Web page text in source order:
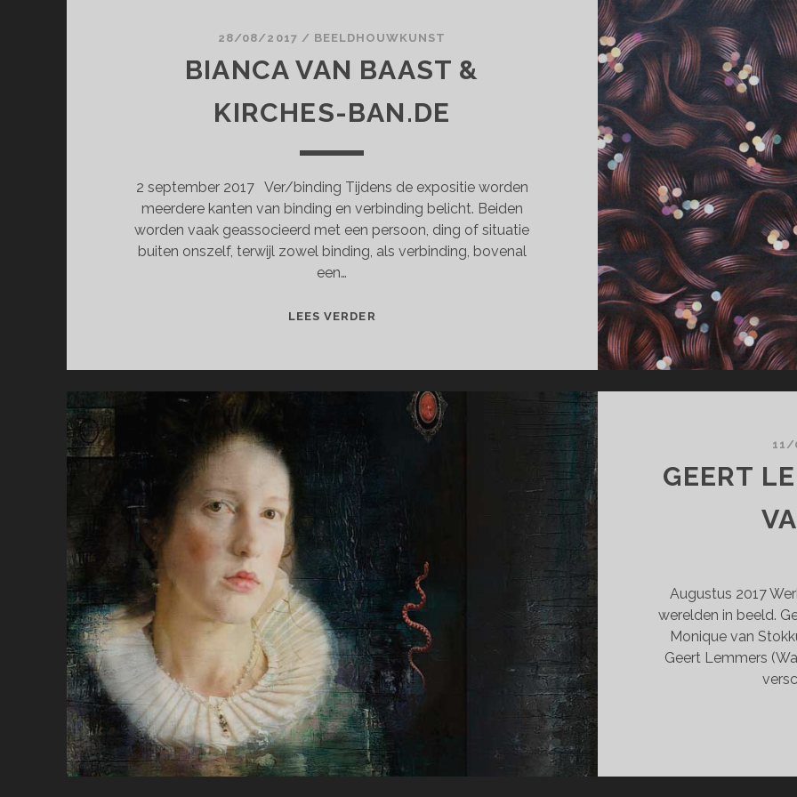
28/08/2017 / BEELDHOUWKUNST
BIANCA VAN BAAST &
KIRCHES-BAN.DE
2 september 2017 Ver/binding Tijdens de expositie worden
meerdere kanten van binding en verbinding belicht. Beiden
worden vaak geassocieerd met een persoon, ding of situatie
buiten onszelf, terwijl zowel binding, als verbinding, bovenal
een…
LEES VERDER
KIRCHES-
BAN.DE
11/
GEERT
Augustus 2017
werelden in beeld.
Monique van
Geert Lemmers